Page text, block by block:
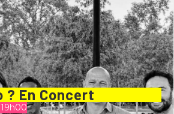
? En Concert